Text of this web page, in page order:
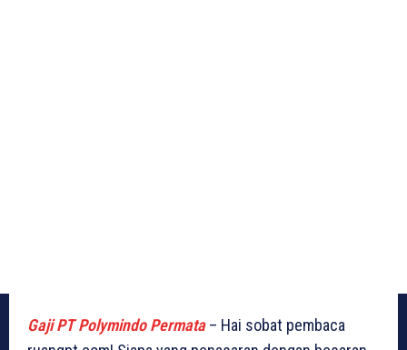
Gaji PT Polymindo Permata– Hai sobat pembaca